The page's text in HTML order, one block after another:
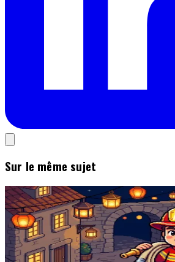
Sur le même sujet